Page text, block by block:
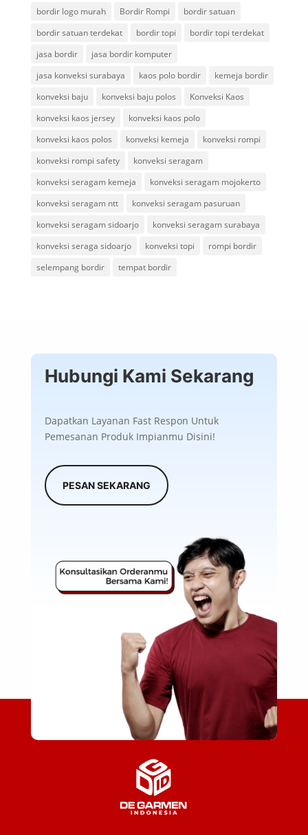
bordir logo murah
Bordir Rompi
bordir satuan
bordir satuan terdekat
bordir topi
bordir topi terdekat
jasa bordir
jasa bordir komputer
jasa konveksi surabaya
kaos polo bordir
kemeja bordir
konveksi baju
konveksi baju polos
Konveksi Kaos
konveksi kaos jersey
konveksi kaos polo
konveksi kaos polos
konveksi kemeja
konveksi rompi
konveksi rompi safety
konveksi seragam
konveksi seragam kemeja
konveksi seragam mojokerto
konveksi seragam ntt
konveksi seragam pasuruan
konveksi seragam sidoarjo
konveksi seragam surabaya
konveksi seraga sidoarjo
konveksi topi
rompi bordir
selempang bordir
tempat bordir
Hubungi Kami Sekarang
Dapatkan Layanan Fast Respon Untuk
Pemesanan Produk Impianmu Disini!
PESAN SEKARANG